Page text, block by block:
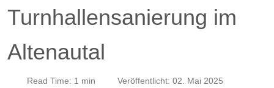
Turnhallensanierung im
Altenautal
Read Time: 1 min Veröffentlicht: 02. Mai 2025